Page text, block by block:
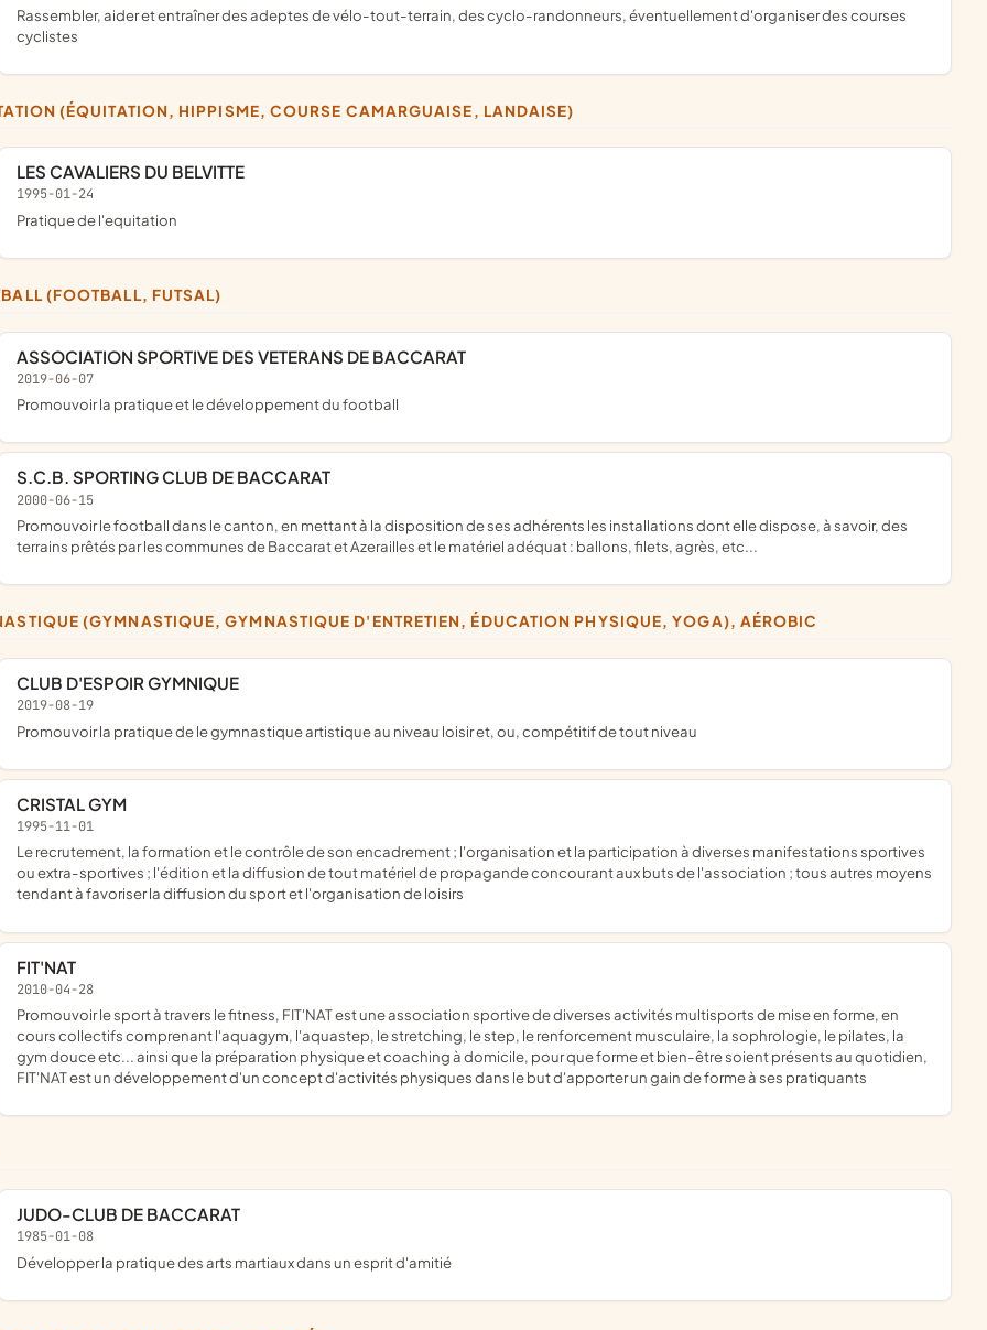
rassembler, aider et entraîner des adeptes de vélo-tout-terrain, des cyclo-randonneurs, éventuellement d'organiser des courses
cyclistes
(ÉQUITATION, HIPPISME, COURSE CAMARGUAISE, LANDAISE)
LES CAVALIERS DU BELVITTE
1995-01-24
pratique de l'equitation
(FOOTBALL, FUTSAL)
ASSOCIATION SPORTIVE DES VETERANS DE BACCARAT
2019-06-07
promouvoir la pratique et le développement du football
S.C.B. SPORTING CLUB DE BACCARAT
2000-06-15
promouvoir le football dans le canton, en mettant à la disposition de ses adhérents les installations dont elle dispose, à savoir, des
terrains prêtés par les communes de Baccarat et Azerailles et le matériel adéquat : ballons, filets, agrès, etc...
(GYMNASTIQUE, GYMNASTIQUE D'ENTRETIEN, ÉDUCATION PHYSIQUE, YOGA), AÉROBIC
CLUB D'ESPOIR GYMNIQUE
2019-08-19
promouvoir la pratique de le gymnastique artistique au niveau loisir et, ou, compétitif de tout niveau
CRISTAL GYM
1995-11-01
le recrutement, la formation et le contrôle de son encadrement ; l'organisation et la participation à diverses manifestations sportives
ou extra-sportives ; l'édition et la diffusion de tout matériel de propagande concourant aux buts de l'association ; tous autres moyens
tendant à favoriser la diffusion du sport et l'organisation de loisirs
FIT'NAT
2010-04-28
promouvoir le sport à travers le fitness, FIT'NAT est une association sportive de diverses activités multisports de mise en forme, en
cours collectifs comprenant l'aquagym, l'aquastep, le stretching, le step, le renforcement musculaire, la sophrologie, le pilates, la
gym douce etc... ainsi que la préparation physique et coaching à domicile, pour que forme et bien-être soient présents au quotidien,
FIT'NAT est un développement d'un concept d'activités physiques dans le but d'apporter un gain de forme à ses pratiquants
JUDO-CLUB DE BACCARAT
1985-01-08
développer la pratique des arts martiaux dans un esprit d'amitié